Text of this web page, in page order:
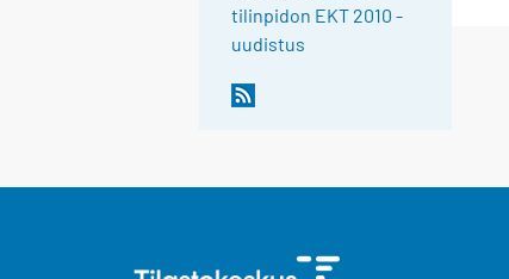
tilinpidon EKT 2010 -
uudistus